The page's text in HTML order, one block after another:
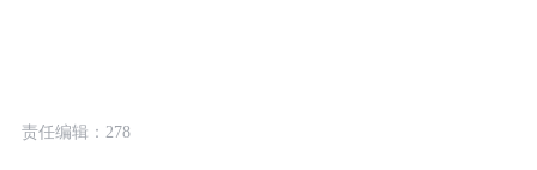
责任编辑：278